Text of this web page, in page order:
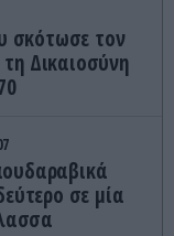
σκότωσε τον
Δικαιοσύνη
σε μία